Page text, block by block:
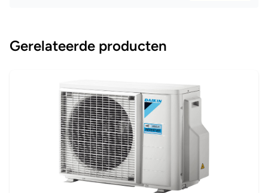
Gerelateerde producten